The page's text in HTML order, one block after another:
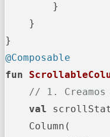
        }
    }
@Composable
fun
// 1.
val
    Column(